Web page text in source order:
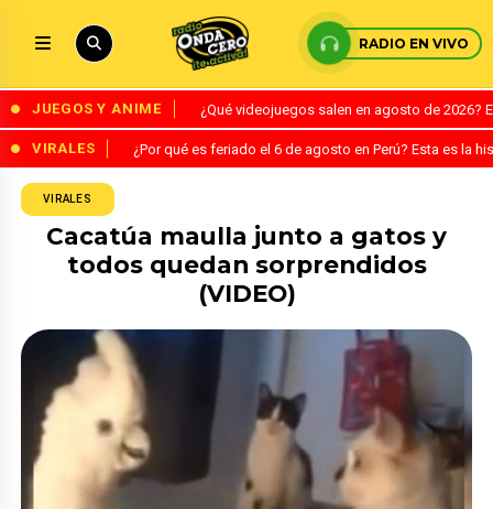
RADIO EN VIVO
JUEGOS Y ANIME ¿Qué videojuegos salen en agosto de
VIRALES ¿Por qué es feriado el 6 de agosto en Perú? Esta es la
VIRALES
Cacatúa maulla junto a gatos y
todos quedan sorprendidos
(VIDEO)